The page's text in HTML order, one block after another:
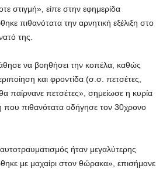
στιγμή», είπε στην εφημερίδα
πιθανότατα την αρνητική εξέλιξη στο
της.
να βοηθήσει την κοπέλα, καθώς
και φροντίδα (σ.σ. πετσέτες,
παίρνανε πετσέτες», σημείωσε η κυρία
που πιθανότατα οδήγησε τον 30χρονο
ήταν μεγαλύτερης
με μαχαίρι στον θώρακα», επισήμανε